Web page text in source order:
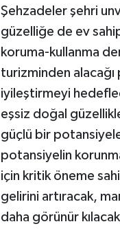
Şehzadeler şehri
güzelliğe de ev
koruma-kullanma
turizminden
iyileştirmeyi
eşsiz doğal
güçlü bir
potansiyelin
için kritik öneme
gelirini artıracak,
daha görünür